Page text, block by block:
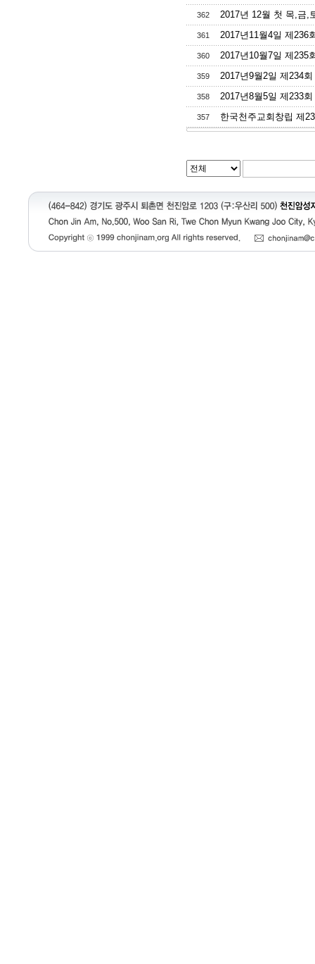
362 2017년 12월 첫 목,금,
361 2017년11월4일 제236
360 2017년10월7일 제235
359 2017년9월2일 제234
358 2017년8월5일 제233
357 한국천주교회창립 제